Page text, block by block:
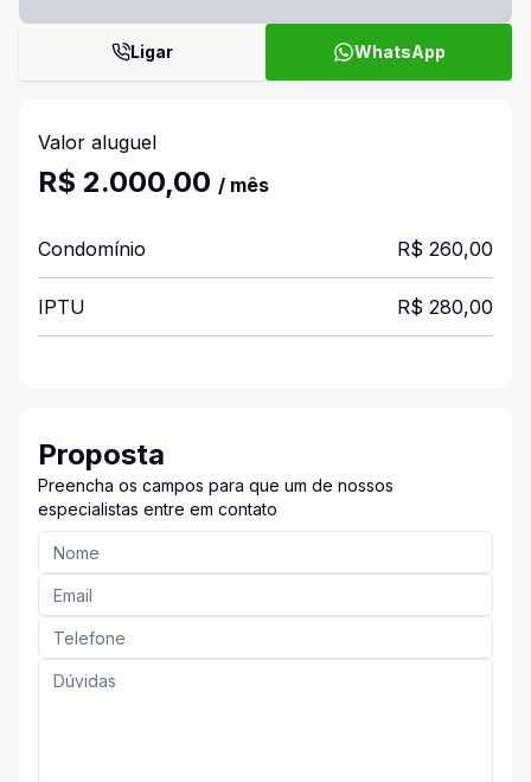
Ligar WhatsApp
Valor aluguel
R$ 2.000,00 / mês
Condomínio R$ 260,00
IPTU R$ 280,00
Proposta
Preencha os campos para que um de nossos
especialistas entre em contato